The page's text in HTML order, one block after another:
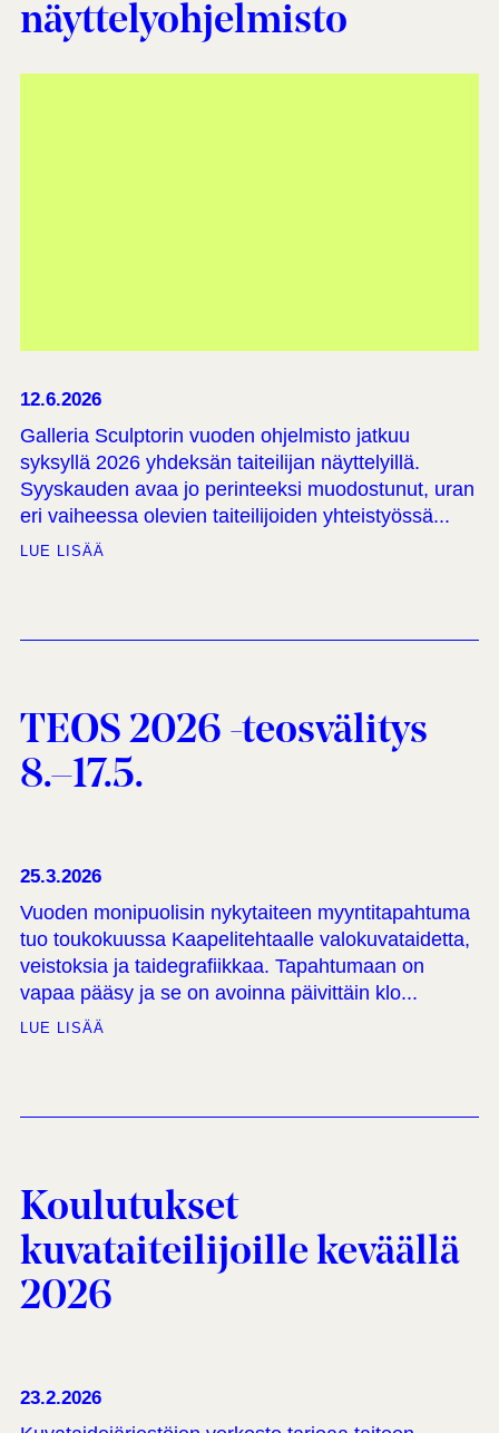
näyttelyohjelmisto
12.6.2026
Galleria Sculptorin vuoden ohjelmisto jatkuu
syksyllä 2026 yhdeksän taiteilijan näyttelyillä.
Syyskauden avaa jo perinteeksi muodostunut, uran
eri vaiheessa olevien taiteilijoiden yhteistyössä...
LUE LISÄÄ
TEOS 2026 -teosvälitys
8.–17.5.
25.3.2026
Vuoden monipuolisin nykytaiteen myyntitapahtuma
tuo toukokuussa Kaapelitehtaalle valokuvataidetta,
veistoksia ja taidegrafiikkaa. Tapahtumaan on
vapaa pääsy ja se on avoinna päivittäin klo...
LUE LISÄÄ
Koulutukset
kuvataiteilijoille keväällä
2026
23.2.2026